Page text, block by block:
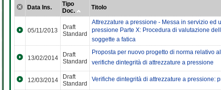
Data Ins.
Tipo
Doc.
Titolo
05/11/2013
Draft
Standard
Attrezzature a pressione - Messa in servizio
pressione Parte X: Procedura di valutazione
soggette a fatica
13/02/2014
Draft
Standard
Proposta per nuovo progetto di norma relativo
verifiche dintegrità di attrezzature a pressione
12/03/2014
Draft
Standard
Verifiche dintegrità di attrezzature a pressione: